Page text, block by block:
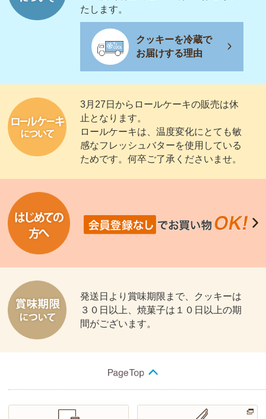
たします。
クッキーを冷蔵で
お届けする理由
3月27日からロールケーキの販売は休
止となります。
ロールケーキは、温度変化にとても敏
感なフレッシュバターを使用している
ためです。何卒ご了承くださいませ。
発送日より賞味期限まで、クッキーは
３０日以上、焼菓子は１０日以上の期
間がございます。